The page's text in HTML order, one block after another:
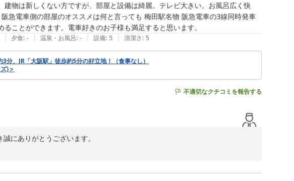
物は新しくない方ですが、部屋と設備は綺麗。テレビ大きい。お風呂広く快
急電車側の部屋のオススメは何と言っても 梅田駅名物 阪急電車の3線同時発車
ことができます。電車好きのお子様も満足すると思います。
| 夕食: - | 温泉・お風呂: - | 設備: 5 | 清潔さ: 5
分、JR「大阪駅」徒歩約5分の好立地！（食事なし）
)＞
不適切なクチコミを報告する
にありがとうございます。
しく存じます。